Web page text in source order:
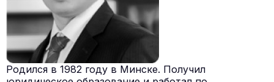
Родился в 1982 году в Минске. Получил